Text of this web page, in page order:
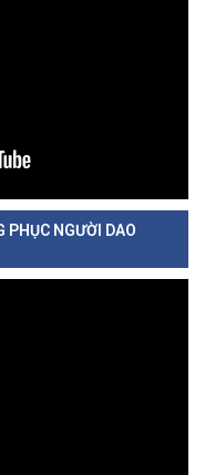
PHỤC NGƯỜI DAO